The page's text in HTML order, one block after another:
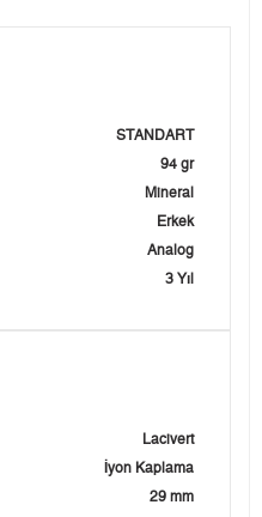
STANDART
94 gr
Mineral
Erkek
Analog
3 Yıl
Lacivert
İyon Kaplama
29 mm